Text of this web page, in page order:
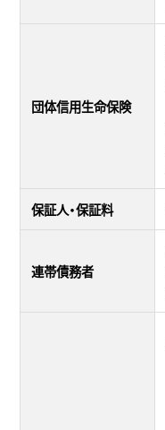
団体信用生命保険
保証人・保証料
連帯債務者